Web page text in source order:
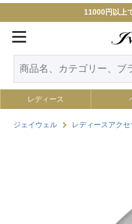
11000円以上
レディース
ジェイウェル レディースアクセ